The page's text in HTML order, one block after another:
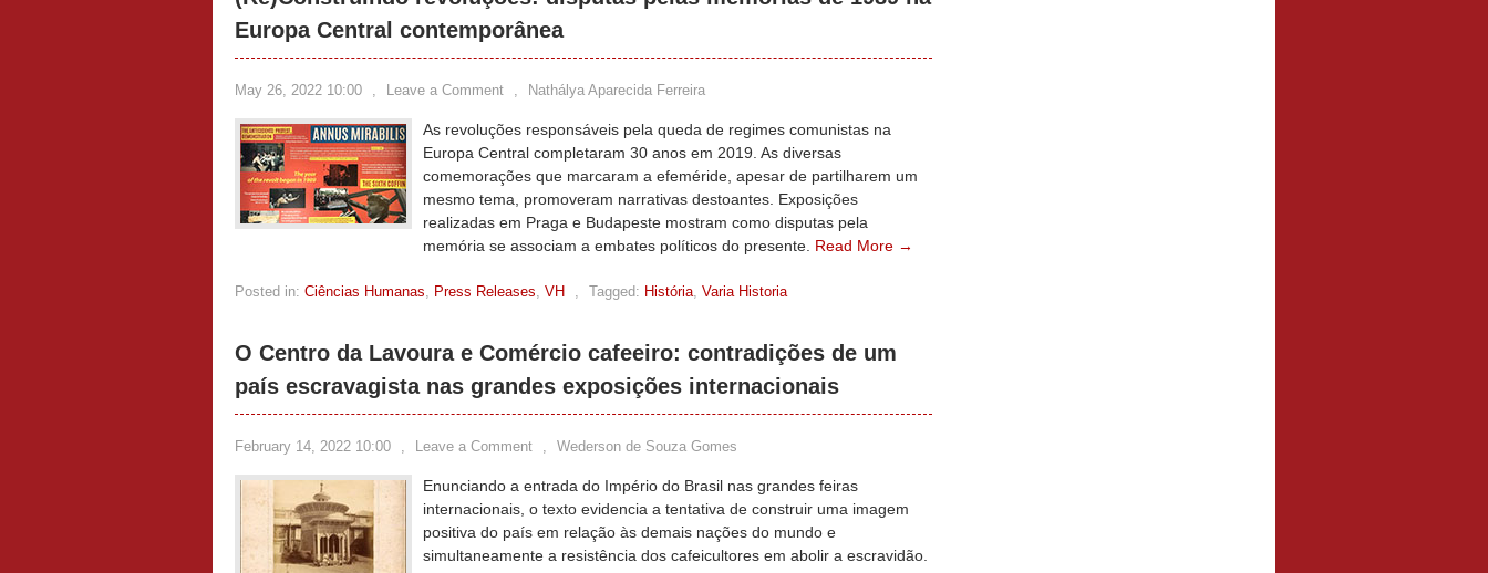
Europa Central contemporânea
May 26, 2022 10:00 , Leave a Comment , Nathálya Aparecida Ferreira
As revoluções responsáveis pela queda de regimes comunistas na
Europa Central completaram 30 anos em 2019. As diversas
comemorações que marcaram a efeméride, apesar de partilharem um
mesmo tema, promoveram narrativas destoantes. Exposições
realizadas em Praga e Budapeste mostram como disputas pela
memória se associam a embates políticos do presente. Read More →
Posted in: Ciências Humanas, Press Releases, VH , Tagged: História, Varia Historia
O Centro da Lavoura e Comércio cafeeiro: contradições de um
país escravagista nas grandes exposições internacionais
February 14, 2022 10:00 , Leave a Comment , Wederson de Souza Gomes
Enunciando a entrada do Império do Brasil nas grandes feiras
internacionais, o texto evidencia a tentativa de construir uma imagem
positiva do país em relação às demais nações do mundo e
simultaneamente a resistência dos cafeicultores em abolir a escravidão.